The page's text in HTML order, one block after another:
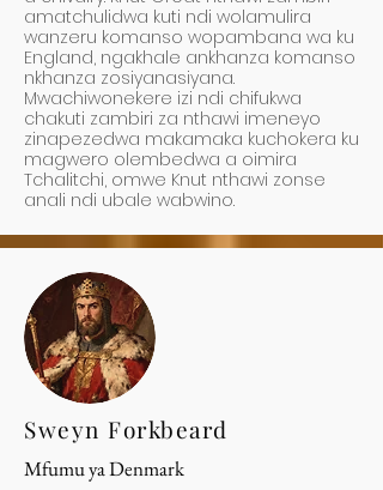
amatchulidwa kuti ndi wolamulira
wanzeru komanso wopambana wa ku
England, ngakhale ankhanza komanso
nkhanza zosiyanasiyana.
Mwachiwonekere izi ndi chifukwa
chakuti zambiri za nthawi imeneyo
zinapezedwa makamaka kuchokera ku
magwero olembedwa a oimira
Tchalitchi, omwe Knut nthawi zonse
anali ndi ubale wabwino.
Sweyn Forkbeard
Mfumu ya Denmark